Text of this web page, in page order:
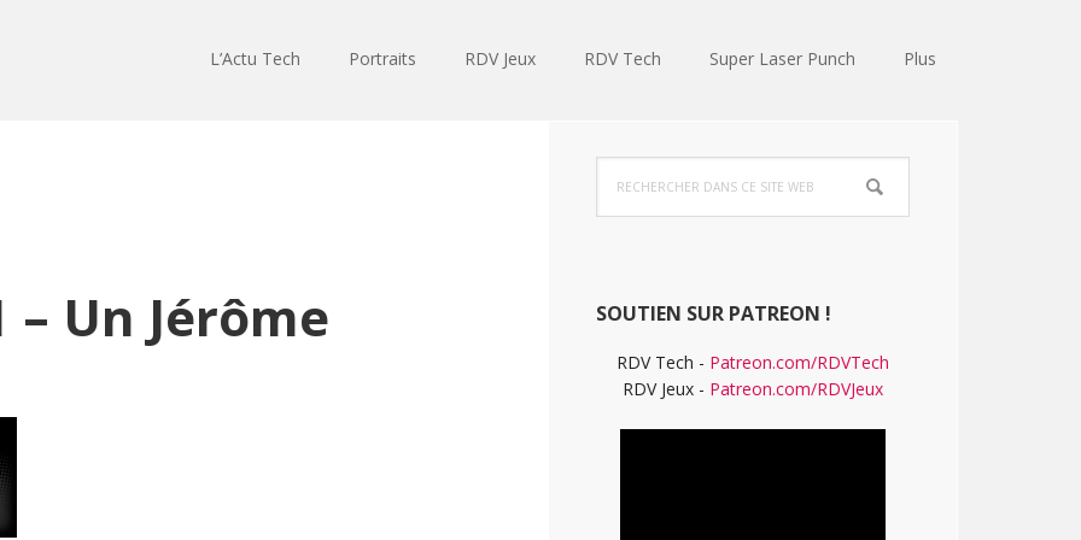
L’Actu Tech Portraits RDV Jeux RDV Tech Super Laser Punch Plus
Un Jérôme
Barre
latérale
dans
ce
SOUTIEN SUR PATREON !
RDV Tech - Patreon.com/RDVTech
RDV Jeux - Patreon.com/RDVJeux